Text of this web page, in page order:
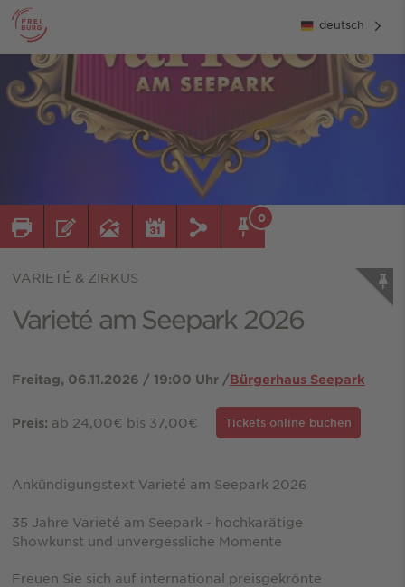
deutsch
0
VARIETÉ & ZIRKUS
Varieté am Seepark 2026
Freitag, 06.11.2026 / 19:00 Uhr /Bürgerhaus Seepark
Preis: ab 24,00€ bis 37,00€ Tickets online buchen
Ankündigungstext Varieté am Seepark 2026
35 Jahre Varieté am Seepark - hochkarätige
Showkunst und unvergessliche Momente
Freuen Sie sich auf international preisgekrönte